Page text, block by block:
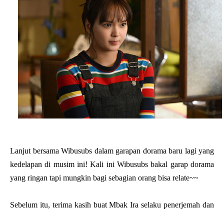
Lanjut bersama Wibusubs dalam garapan dorama baru lagi yang
kedelapan di musim ini! Kali ini Wibusubs bakal garap dorama
yang ringan tapi mungkin bagi sebagian orang bisa relate~~
Sebelum itu, terima kasih buat Mbak Ira selaku penerjemah dan